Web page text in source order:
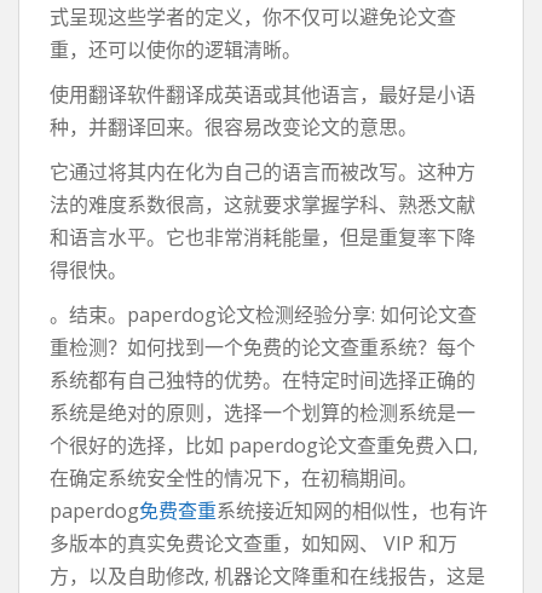
式呈现这些学者的定义，你不仅可以避免论文查
重，还可以使你的逻辑清晰。
使用翻译软件翻译成英语或其他语言，最好是小语
种，并翻译回来。很容易改变论文的意思。
它通过将其内在化为自己的语言而被改写。这种方
法的难度系数很高，这就要求掌握学科、熟悉文献
和语言水平。它也非常消耗能量，但是重复率下降
得很快。
。结束。paperdog论文检测经验分享: 如何论文查
重检测？如何找到一个免费的论文查重系统？每个
系统都有自己独特的优势。在特定时间选择正确的
系统是绝对的原则，选择一个划算的检测系统是一
个很好的选择，比如 paperdog论文查重免费入口,
在确定系统安全性的情况下，在初稿期间。
paperdog免费查重系统接近知网的相似性，也有许
多版本的真实免费论文查重，如知网、 VIP 和万
方，以及自助修改, 机器论文降重和在线报告，这是